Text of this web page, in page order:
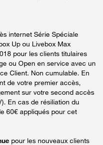
internet Série Spéciale
Up ou Livebox Max
pour les clients titulaires
ou Open en service avec un
Client. Non cumulable. En
de votre premier accès,
sur votre second accès
En cas de résiliation du
60€ appliqués pour cet
pour les nouveaux clients